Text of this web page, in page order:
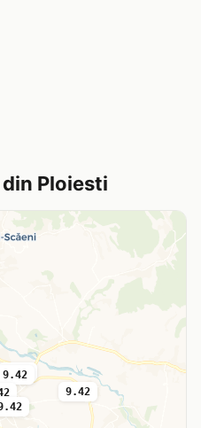
Ploiesti
9.36
9.42
9.42